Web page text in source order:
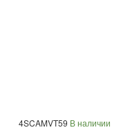
4SCAMVT59 В наличии